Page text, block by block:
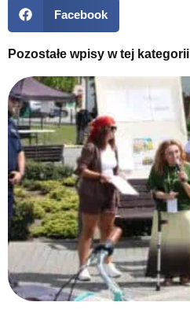
Facebook
Pozostałe wpisy w tej kategorii